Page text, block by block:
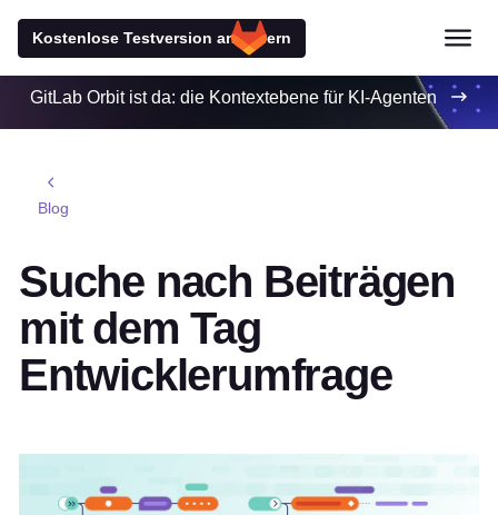
Kostenlose Testversion anfordern
GitLab Orbit ist da: die Kontextebene für KI-Agenten
Blog
Suche nach Beiträgen
mit dem Tag
Entwicklerumfrage